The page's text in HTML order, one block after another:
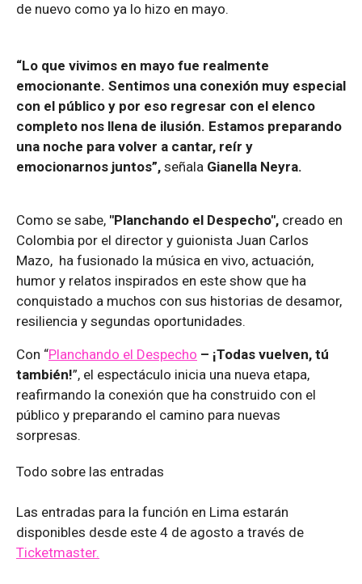
de nuevo como ya lo hizo en mayo.
“Lo que vivimos en mayo fue realmente
emocionante. Sentimos una conexión muy especial
con el público y por eso regresar con el elenco
completo nos llena de ilusión. Estamos preparando
una noche para volver a cantar, reír y
emocionarnos juntos”, señala Gianella Neyra.
Como se sabe, "Planchando el Despecho", creado en
Colombia por el director y guionista Juan Carlos
Mazo, ha fusionado la música en vivo, actuación,
humor y relatos inspirados en este show que ha
conquistado a muchos con sus historias de desamor,
resiliencia y segundas oportunidades.
Con “Planchando el Despecho – ¡Todas vuelven, tú
también!”, el espectáculo inicia una nueva etapa,
reafirmando la conexión que ha construido con el
público y preparando el camino para nuevas
sorpresas.
Todo sobre las entradas
Las entradas para la función en Lima estarán
disponibles desde este 4 de agosto a través de
Ticketmaster.